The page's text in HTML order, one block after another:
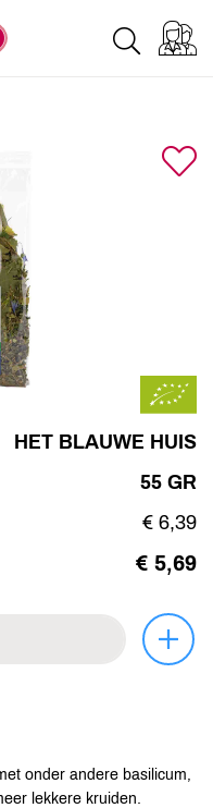
HET BLAUWE HUIS
55 GR
€ 6,39
€ 5,69
onder andere basilicum,
lekkere kruiden.